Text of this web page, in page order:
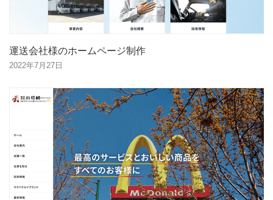
運送会社様のホームページ制作
2022年7月27日